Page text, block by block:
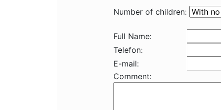
Number of children:
Full Name:
Telefon:
E-mail:
Comment: